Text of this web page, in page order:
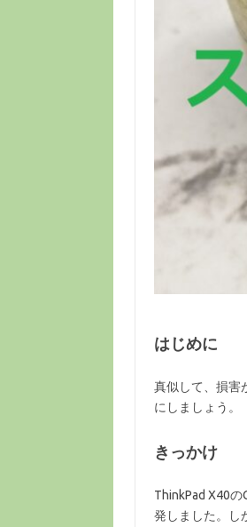
はじめに
真似して、損害
にしましょう。
きっかけ
ThinkPad X40
発しました。し